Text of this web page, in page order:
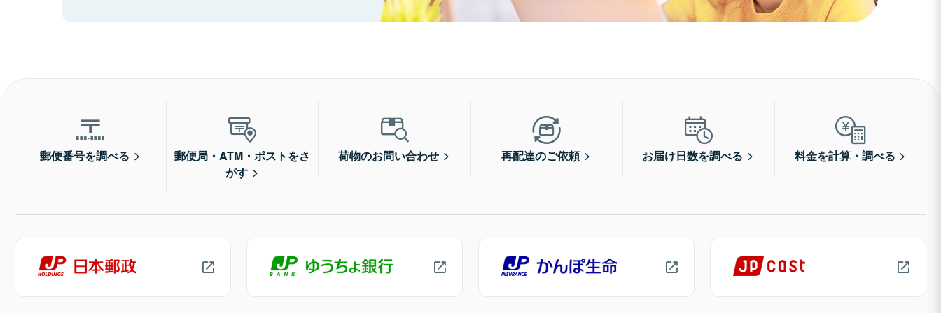
郵便番号を調べる
郵便局・ATM・ポストをさ
がす
荷物のお問い合わせ 再配達のご依頼 お届け日数を調べる 料金を計算・調べる